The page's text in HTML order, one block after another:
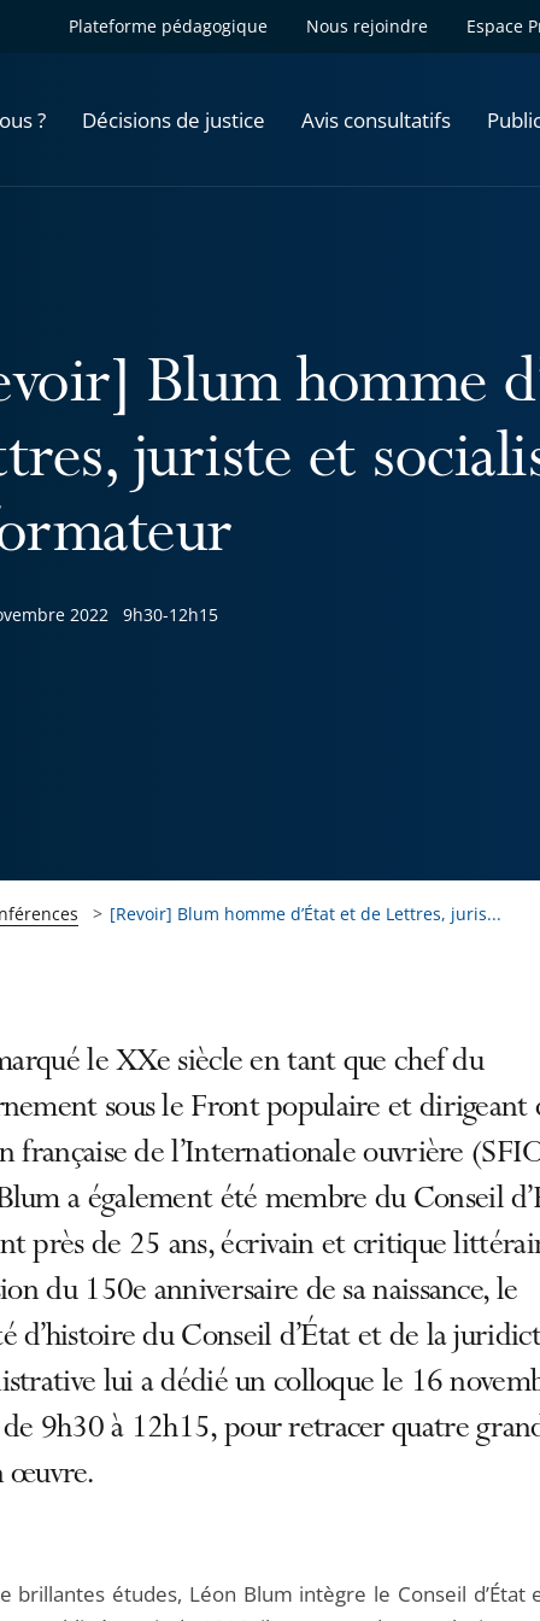
Plateforme pédagogique Nous rejoindre Espace
? Décisions de justice Avis consultatifs
Blum homme
juriste et
2022 9h30-12h15
[Revoir] Blum homme d’État et de Lettres, juris...
le XXe siècle en tant que chef du
sous le Front populaire et dirigeant
française de l’Internationale ouvrière
a également été membre du Conseil
près de 25 ans, écrivain et critique
du 150e anniversaire de sa naissance, le
d’histoire du Conseil d’État et de la
lui a dédié un colloque le 16
9h30 à 12h15, pour retracer quatre
œuvre.
brillantes études, Léon Blum intègre le Conseil d’État